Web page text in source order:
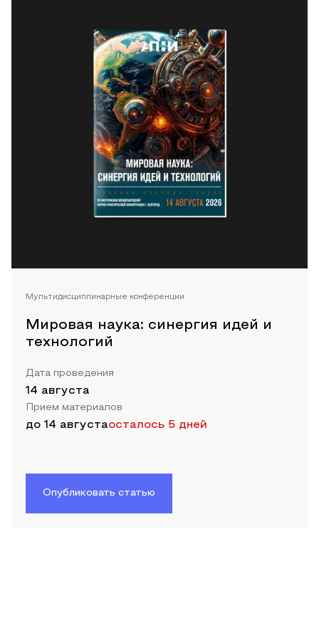
Мультидисциплинарные конференции
Мировая наука: синергия идей и
технологий
Дата проведения
14 августа
Прием материалов
до 14 августаосталось 5 дней
Опубликовать статью